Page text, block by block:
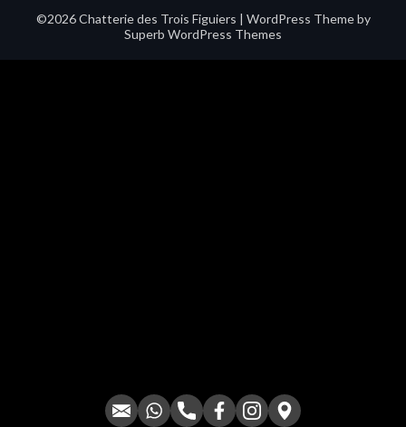
©2026 Chatterie des Trois Figuiers | WordPress Theme by
Superb WordPress Themes